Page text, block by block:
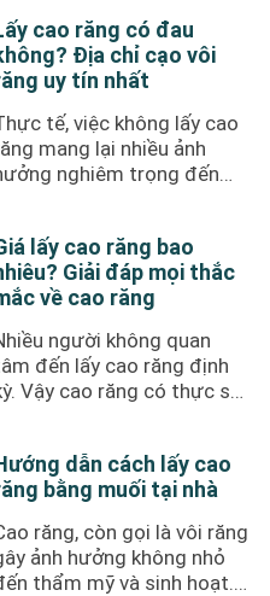
cao răng có đau
Địa chỉ cạo vôi
uy tín nhất
tế, việc không lấy cao
mang lại nhiều ảnh
nghiêm trọng đến
lấy cao răng bao
Giải đáp mọi thắc
về cao răng
người không quan
đến lấy cao răng định
Vậy cao răng có thực sự
dẫn cách lấy cao
bằng muối tại nhà
răng, còn gọi là vôi răng
ảnh hưởng không nhỏ
thẩm mỹ và sinh hoạt.